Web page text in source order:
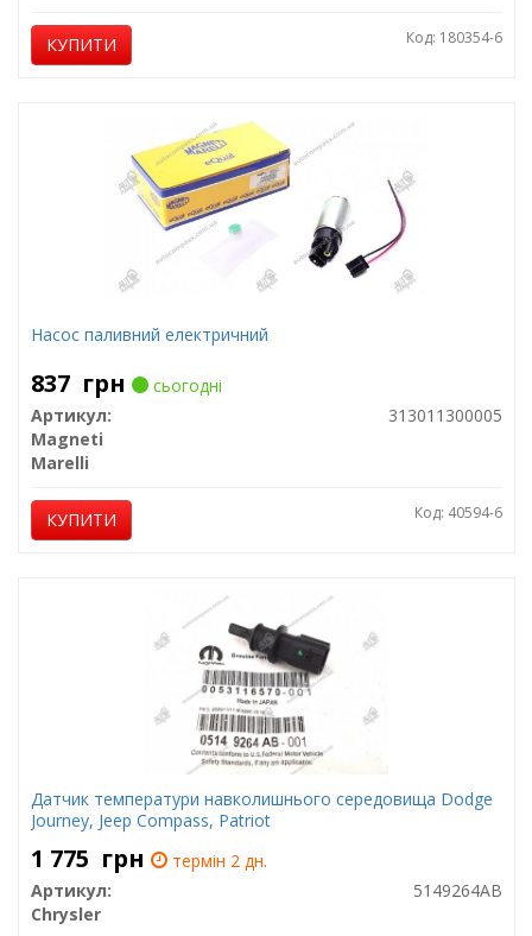
КУПИТИ Код: 180354-6
Насос паливний електричний
837 грн
сьогодні
Артикул:
313011300005
Magneti
Marelli
КУПИТИ Код: 40594-6
Датчик температури навколишнього середовища Dodge
Journey, Jeep Compass, Patriot
1 775 грн
термін 2 дн.
Артикул:
5149264AB
Chrysler